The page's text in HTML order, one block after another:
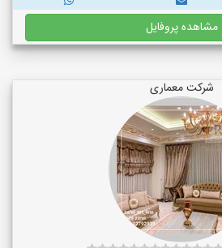
مشاهده پروفایل
شرکت معماری